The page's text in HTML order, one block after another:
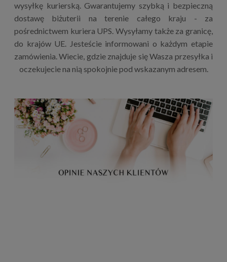
wysyłkę kurierską. Gwarantujemy szybką i bezpieczną
dostawę biżuterii na terenie całego kraju - za
pośrednictwem kuriera UPS. Wysyłamy także za granicę,
do krajów UE. Jesteście informowani o każdym etapie
zamówienia. Wiecie, gdzie znajduje się Wasza przesyłka i
oczekujecie na nią spokojnie pod wskazanym adresem.